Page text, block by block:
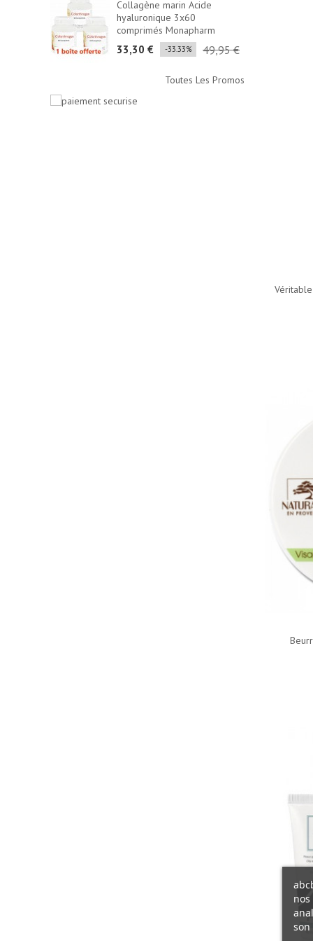
Collagène marin Acide
hyaluronique 3x60
comprimés Monapharm
33,30 € -33.33% 49,95 €
Toutes Les Promos
son